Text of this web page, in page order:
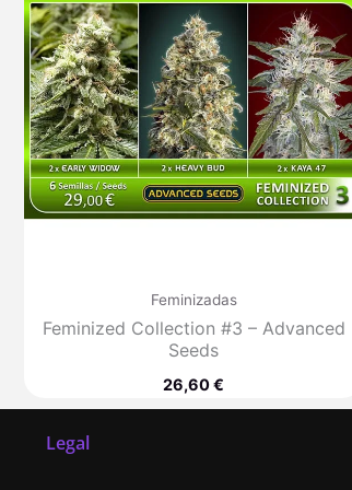
Feminizadas
Feminized Collection #3 – Advanced
Seeds
26,60€
Legal